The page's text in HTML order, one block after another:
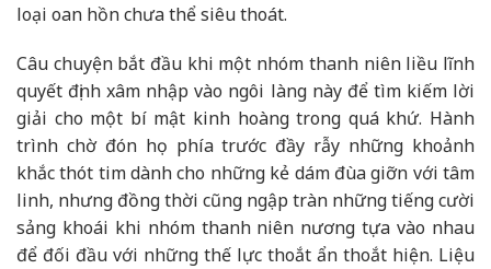
loại oan hồn chưa thể siêu thoát.
Câu chuyện bắt đầu khi một nhóm thanh niên liều lĩnh
quyết định xâm nhập vào ngôi làng này để tìm kiếm lời
giải cho một bí mật kinh hoàng trong quá khứ. Hành
trình chờ đón họ phía trước đầy rẫy những khoảnh
khắc thót tim dành cho những kẻ dám đùa giỡn với tâm
linh, nhưng đồng thời cũng ngập tràn những tiếng cười
sảng khoái khi nhóm thanh niên nương tựa vào nhau
để đối đầu với những thế lực thoắt ẩn thoắt hiện. Liệu